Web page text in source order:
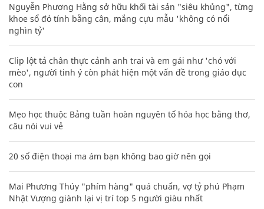
Nguyễn Phương Hằng sở hữu khối tài sản "siêu khủng", từng
khoe sổ đỏ tính bằng cân, mắng cựu mẫu 'không có nổi
nghìn tỷ'
Clip lột tả chân thực cảnh anh trai và em gái như 'chó với
mèo', người tinh ý còn phát hiện một vấn đề trong giáo dục
con
Mẹo học thuộc Bảng tuần hoàn nguyên tố hóa học bằng thơ,
câu nói vui vẻ
20 số điện thoại ma ám bạn không bao giờ nên gọi
Mai Phương Thúy "phím hàng" quá chuẩn, vợ tỷ phú Phạm
Nhật Vượng giành lại vị trí top 5 người giàu nhất